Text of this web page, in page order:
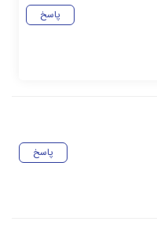
پاسخ
پاسخ